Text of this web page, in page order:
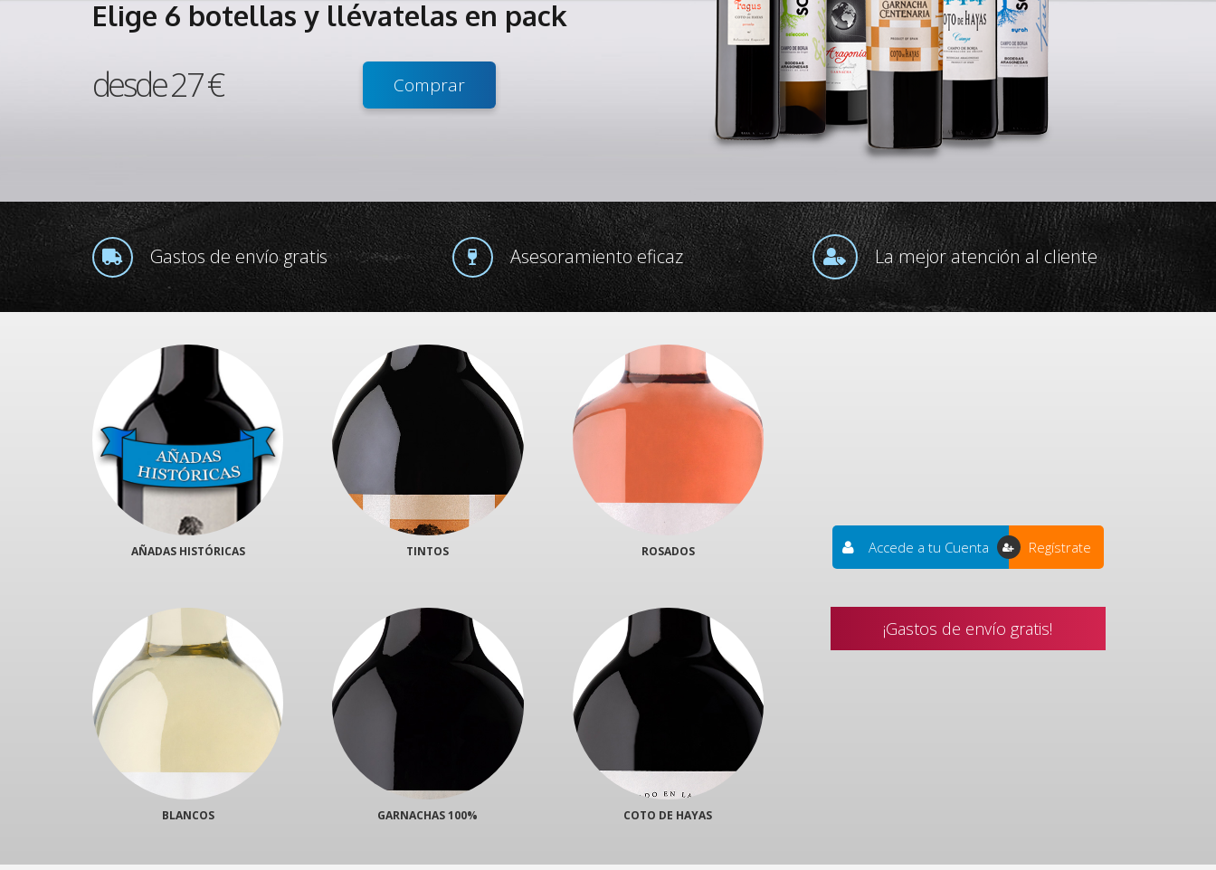
Elige 6 botellas y llévatelas en pack
desde 27 € Comprar
Gastos de envío gratis Asesoramiento eficaz La mejor atención al cliente
AÑADAS HISTÓRICAS TINTOS ROSADOS
BLANCOS GARNACHAS 100% COTO DE HAYAS
Accede a tu Cuenta Regístrate
¡Gastos de envío gratis!